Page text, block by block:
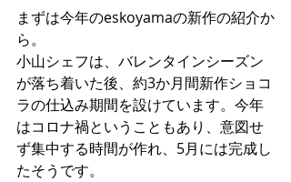
まずは今年のeskoyamaの新作の紹介か
ら。
小山シェフは、バレンタインシーズン
が落ち着いた後、約3か月間新作ショコ
ラの仕込み期間を設けています。今年
はコロナ禍ということもあり、意図せ
ず集中する時間が作れ、5月には完成し
たそうです。